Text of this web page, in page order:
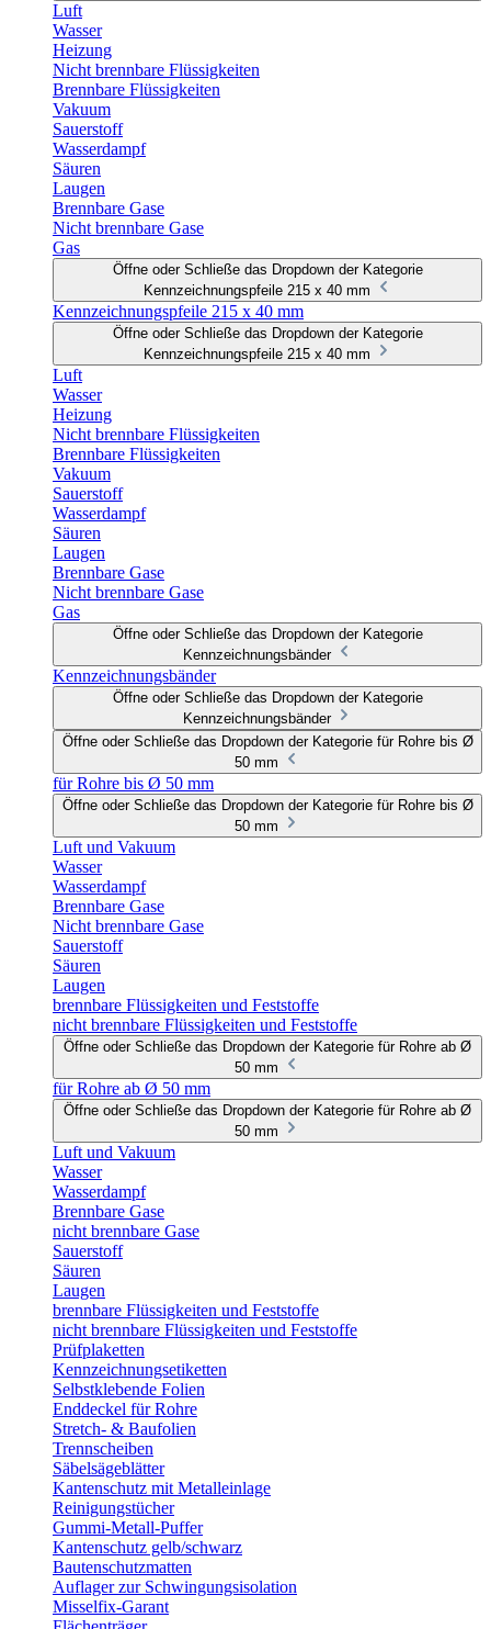
Luft
Wasser
Heizung
Nicht brennbare Flüssigkeiten
Brennbare Flüssigkeiten
Vakuum
Sauerstoff
Wasserdampf
Säuren
Laugen
Brennbare Gase
Nicht brennbare Gase
Gas
Öffne oder Schließe das Dropdown der Kategorie
Kennzeichnungspfeile 215 x 40 mm
Kennzeichnungspfeile 215 x 40 mm
Öffne oder Schließe das Dropdown der Kategorie
Kennzeichnungspfeile 215 x 40 mm
Luft
Wasser
Heizung
Nicht brennbare Flüssigkeiten
Brennbare Flüssigkeiten
Vakuum
Sauerstoff
Wasserdampf
Säuren
Laugen
Brennbare Gase
Nicht brennbare Gase
Gas
Öffne oder Schließe das Dropdown der Kategorie
Kennzeichnungsbänder
Kennzeichnungsbänder
Öffne oder Schließe das Dropdown der Kategorie
Kennzeichnungsbänder
Öffne oder Schließe das Dropdown der Kategorie für Rohre bis Ø
50 mm
für Rohre bis Ø 50 mm
Öffne oder Schließe das Dropdown der Kategorie für Rohre bis Ø
50 mm
Luft und Vakuum
Wasser
Wasserdampf
Brennbare Gase
Nicht brennbare Gase
Sauerstoff
Säuren
Laugen
brennbare Flüssigkeiten und Feststoffe
nicht brennbare Flüssigkeiten und Feststoffe
Öffne oder Schließe das Dropdown der Kategorie für Rohre ab Ø
50 mm
für Rohre ab Ø 50 mm
Öffne oder Schließe das Dropdown der Kategorie für Rohre ab Ø
50 mm
Luft und Vakuum
Wasser
Wasserdampf
Brennbare Gase
nicht brennbare Gase
Sauerstoff
Säuren
Laugen
brennbare Flüssigkeiten und Feststoffe
nicht brennbare Flüssigkeiten und Feststoffe
Prüfplaketten
Kennzeichnungsetiketten
Selbstklebende Folien
Enddeckel für Rohre
Stretch- & Baufolien
Trennscheiben
Säbelsägeblätter
Kantenschutz mit Metalleinlage
Reinigungstücher
Gummi-Metall-Puffer
Kantenschutz gelb/schwarz
Bautenschutzmatten
Auflager zur Schwingungsisolation
Misselfix-Garant